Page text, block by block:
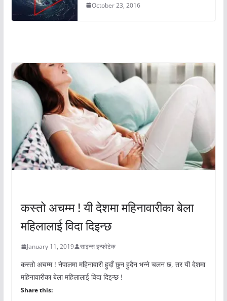
October 23, 2016
कस्तो अचम्म ! यी देशमा महिनावारीका बेला
महिलालाई विदा दिइन्छ
January 11, 2019 साइन्स इन्फोटेक
कस्तो अचम्म ! नेपालमा महिनावारी हुदाँ छुन हुदैन भन्ने चलन छ, तर यी देशमा
महिनावारीका बेला महिलालाई विदा दिइन्छ !
Share this: